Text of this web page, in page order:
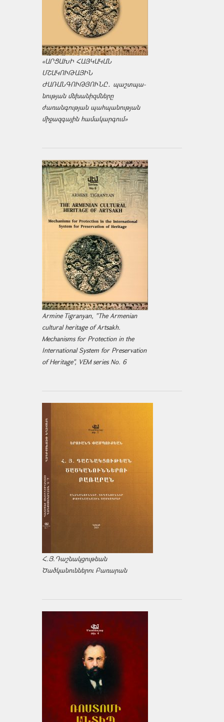
«ԱՐՑԱԽԻ ՀԱՅԿԱԿԱՆ
ՄՇԱԿՈՒԹԱՅԻՆ
ԺԱՌԱՆԳՈՒԹՅՈՒՆԸ․ պաշտպա­
նության մեխանիզմները
ժառանգության պահպանության
միջազ­գային համակարգում»
Armine Tigranyan, "The Armenian
cultural heritage of Artsakh.
Mechanisms for Protection in the
International System for Preservation
of Heritage", VEM series No. 6
Հ.Յ.Դաշնակցութեան
Ծածկանուններու Բառարան